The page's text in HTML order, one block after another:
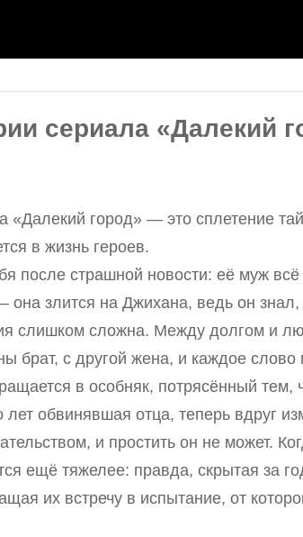
сериала «Далекий
«Далекий город» — это сплетение
в жизнь героев.
после страшной новости: её муж
она злится на Джихана, ведь он
слишком сложна. Между долгом и
брат, с другой жена, и каждое слово
в особняк, потрясённый тем,
лет обвинявшая отца, теперь вдруг
и простить он не может.
ещё тяжелее: правда, скрытая за
их встречу в испытание, от